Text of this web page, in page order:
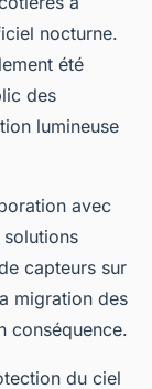
nocturne.
été
des
lumineuse
avec
capteurs sur
migration des
conséquence.
du ciel